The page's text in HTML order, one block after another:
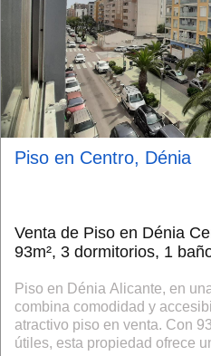
Piso en Centro, Dénia
Venta de Piso en Dénia
93m², 3 dormitorios, 1
Piso en Dénia Alicante, en
combina comodidad y
atractivo piso en venta. Con
útiles, esta propiedad ofrece